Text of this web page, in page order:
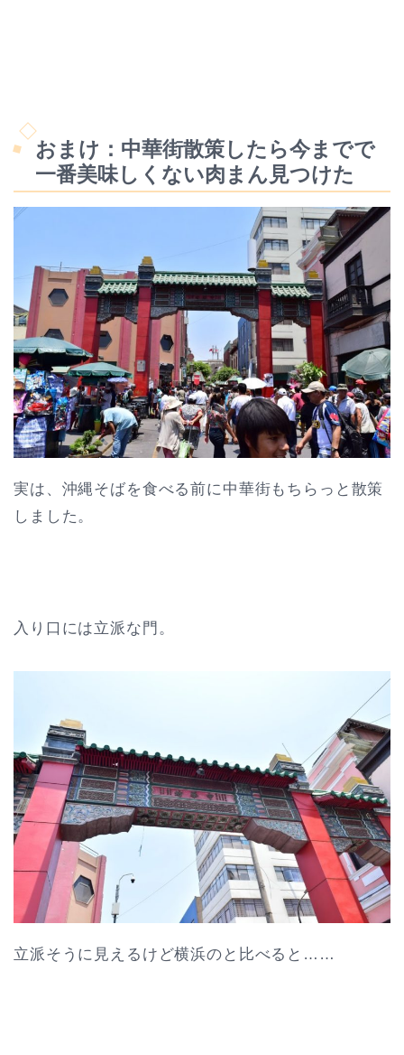
おまけ：中華街散策したら今までで
一番美味しくない肉まん見つけた
実は、沖縄そばを食べる前に中華街もちらっと散策
しました。
入り口には立派な門。
立派そうに見えるけど横浜のと比べると……